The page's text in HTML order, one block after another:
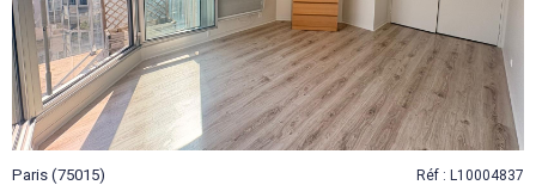
Paris (75015)
Réf : L10004837